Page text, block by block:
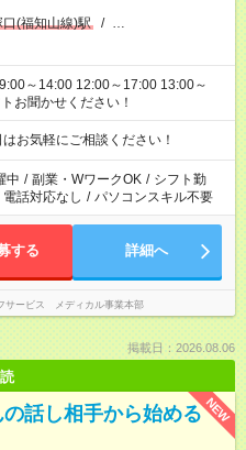
口(福知山線)駅 / …
～14:00 12:00～17:00 13:00～
シフトお聞かせください！
お気軽にご相談ください！
中 / 副業・WワークOK / シフト勤
電話対応なし / パソコンスキル不要
する 詳細へ
サービス メディカル事業本部
掲載日：2026.08.06
NEW
話し相手から始める